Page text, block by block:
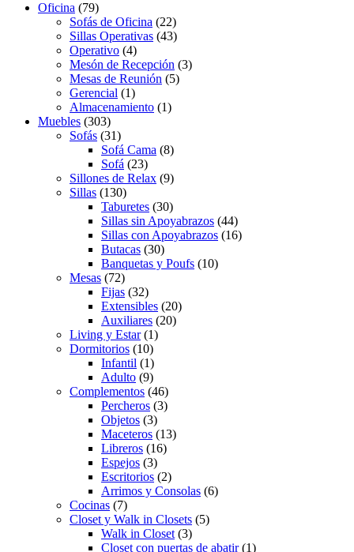
Oficina (79)
Sofás de Oficina (22)
Sillas Operativas (43)
Operativo (4)
Mesón de Recepción (3)
Mesas de Reunión (5)
Gerencial (1)
Almacenamiento (1)
Muebles (303)
Sofás (31)
Sofá Cama (8)
Sofá (23)
Sillones de Relax (9)
Sillas (130)
Taburetes (30)
Sillas sin Apoyabrazos (44)
Sillas con Apoyabrazos (16)
Butacas (30)
Banquetas y Poufs (10)
Mesas (72)
Fijas (32)
Extensibles (20)
Auxiliares (20)
Living y Estar(1)
Dormitorios (10)
Infantil (1)
Adulto (9)
Complementos (46)
Percheros (3)
Objetos (3)
Maceteros (13)
Libreros (16)
Espejos (3)
Escritorios (2)
Arrimos y Consolas (6)
Cocinas (7)
Closet y Walk in Closets (5)
Walk in Closet (3)
Closet con puertas de abatir(1)